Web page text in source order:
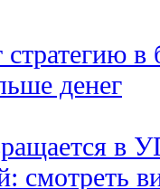
стратегию
денег
в
смотреть